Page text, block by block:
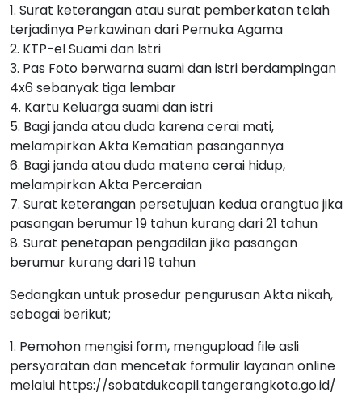
1. Surat keterangan atau surat pemberkatan telah
terjadinya Perkawinan dari Pemuka Agama
2. KTP-el Suami dan Istri
3. Pas Foto berwarna suami dan istri berdampingan
4x6 sebanyak tiga lembar
4. Kartu Keluarga suami dan istri
5. Bagi janda atau duda karena cerai mati,
melampirkan Akta Kematian pasangannya
6. Bagi janda atau duda matena cerai hidup,
melampirkan Akta Perceraian
7. Surat keterangan persetujuan kedua orangtua jika
pasangan berumur 19 tahun kurang dari 21 tahun
8. Surat penetapan pengadilan jika pasangan
berumur kurang dari 19 tahun
Sedangkan untuk prosedur pengurusan Akta nikah,
sebagai berikut;
1. Pemohon mengisi form, mengupload file asli
persyaratan dan mencetak formulir layanan online
melalui https://sobatdukcapil.tangerangkota.go.id/